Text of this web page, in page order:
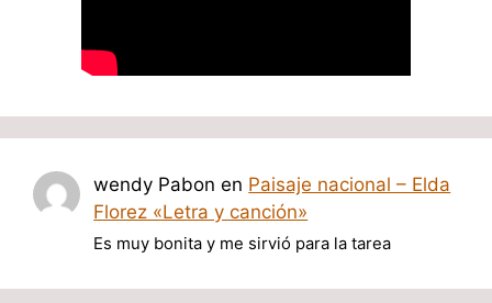
wendy Pabon en Paisaje nacional – Elda
Florez «Letra y canción»
Es muy bonita y me sirvió para la tarea